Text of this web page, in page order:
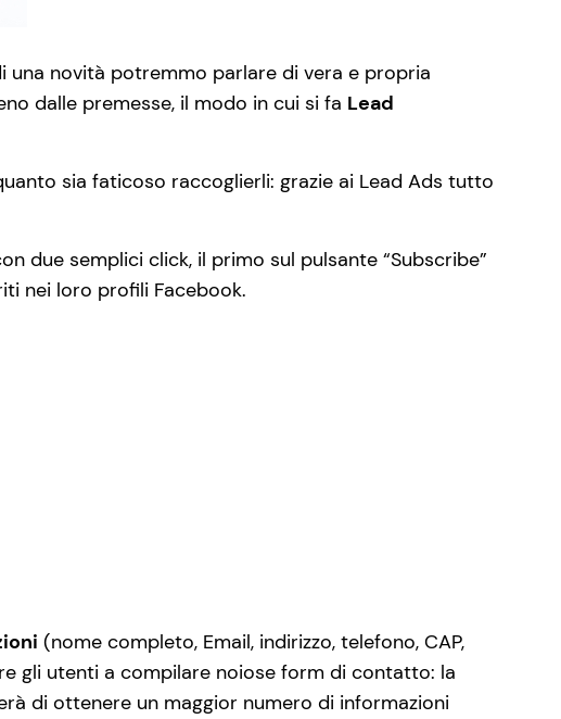
una novità potremmo parlare di vera e propria
dalle premesse, il modo in cui si fa Lead
sia faticoso raccoglierli: grazie ai Lead Ads tutto
due semplici click, il primo sul pulsante “Subscribe”
nei loro profili Facebook.
(nome completo, Email, indirizzo, telefono, CAP,
gli utenti a compilare noiose form di contatto: la
di ottenere un maggior numero di informazioni